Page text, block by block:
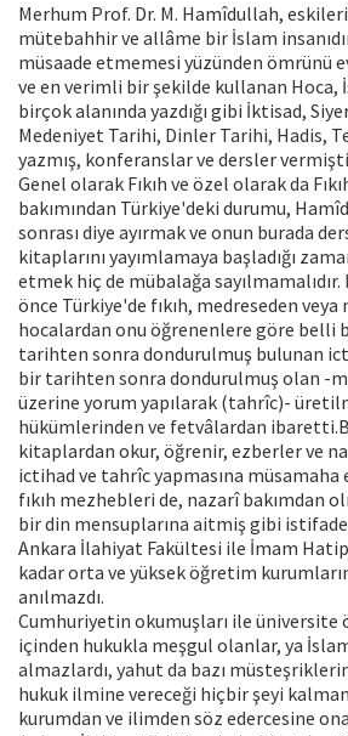
Merhum Prof. Dr. M. Hamîdullah,
mütebahhir ve allâme bir İslam
müsaade etmemesi yüzünden ömrünü
ve en verimli bir şekilde kullanan Hoca,
birçok alanında yazdığı gibi İktisad,
Medeniyet Tarihi, Dinler Tarihi, Hadis,
yazmış, konferanslar ve dersler
Genel olarak Fıkıh ve özel olarak da
bakımından Türkiye'deki durumu,
sonrası diye ayırmak ve onun burada
kitaplarını yayımlamaya başladığı
etmek hiç de mübalağa
önce Türkiye'de fıkıh, medreseden veya
hocalardan onu öğrenenlere göre belli
tarihten sonra dondurulmuş bulunan
bir tarihten sonra dondurulmuş olan -
üzerine yorum yapılarak (tahrîc)-
hükümlerinden ve fetvâlardan
kitaplardan okur, öğrenir, ezberler ve
ictihad ve tahrîc yapmasına
fıkıh mezhebleri de, nazarî bakımdan
bir din mensuplarına aitmiş gibi istifade
Ankara İlahiyat Fakültesi ile İmam Hatip
kadar orta ve yüksek öğretim
anılmazdı.
Cumhuriyetin okumuşları ile üniversite
içinden hukukla meşgul olanlar, ya
almazlardı, yahut da bazı
hukuk ilmine vereceği hiçbir şeyi
kurumdan ve ilimden söz edercesine